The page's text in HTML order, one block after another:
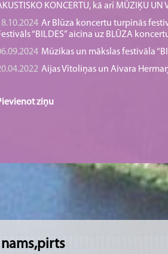
KONCERTU, kā arī MŪZIĶU UN
Ar Blūza koncertu turpinās
“BILDES” aicina uz BLŪZA
Mūzikas un mākslas festivāla
Aijas Vītoliņas un Aivara
ziņu
nams,pirts